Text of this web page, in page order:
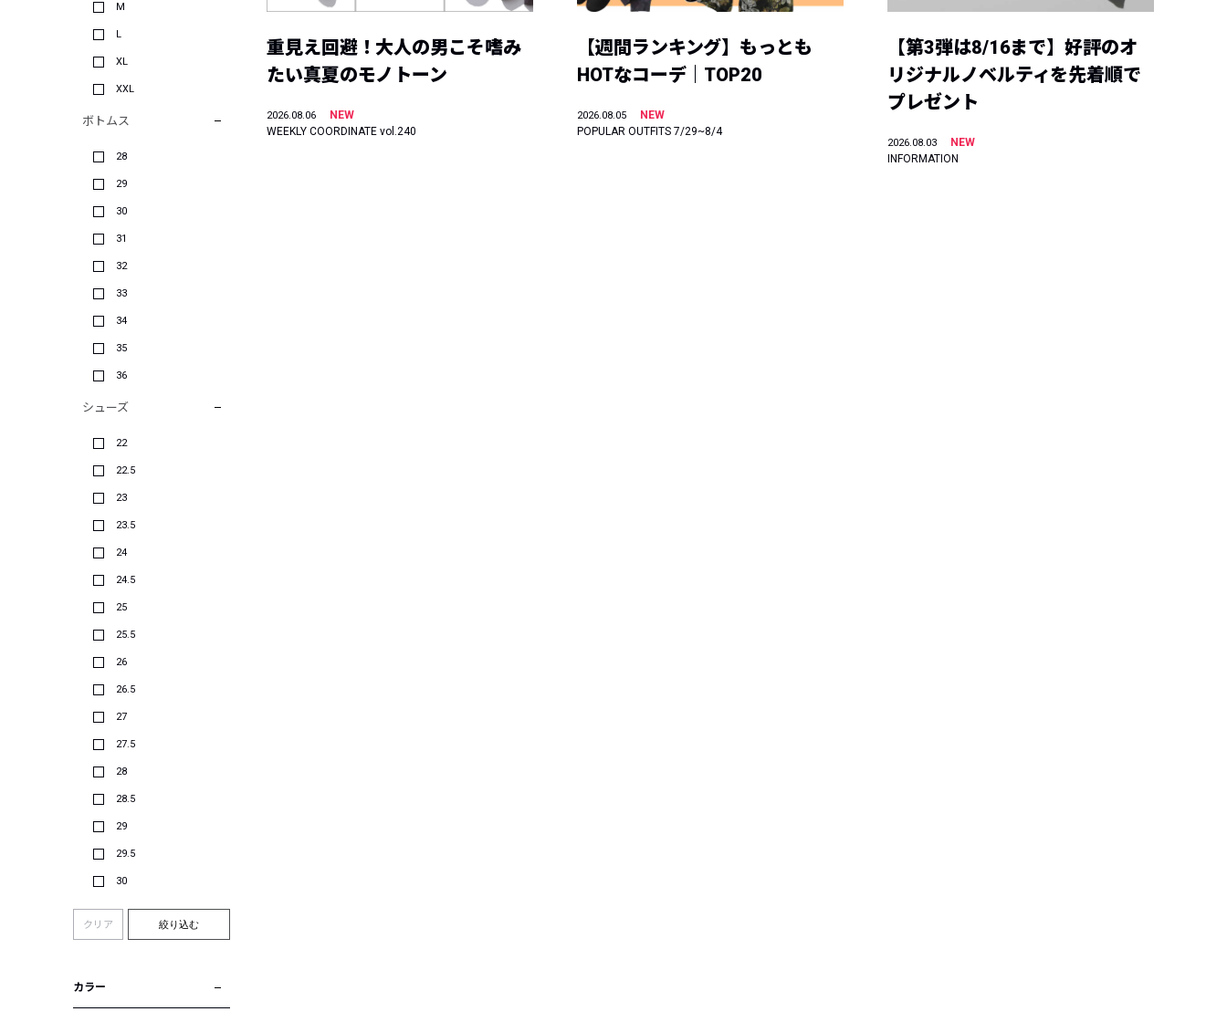
M
L
XL
XXL
ボトムス
28
29
30
31
32
33
34
35
36
シューズ
22
22.5
23
23.5
24
24.5
25
25.5
26
26.5
27
27.5
28
28.5
29
29.5
30
クリア 絞り込む
カラー
重見え回避！大人の男こそ嗜み
たい真夏のモノトーン
2026.08.06
NEW
WEEKLY COORDINATE vol.240
【週間ランキング】もっとも
HOTなコーデ｜TOP20
2026.08.05
NEW
POPULAR OUTFITS 7/29~8/4
【第3弾は8/16まで】好評のオ
リジナルノベルティを先着順で
プレゼント
2026.08.03
NEW
INFORMATION